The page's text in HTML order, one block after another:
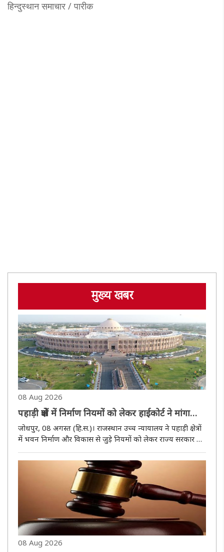
हिन्दुस्थान समाचार / पारीक
मुख्य खबर
08 Aug 2026
पहाड़ी क्षेत्रों में निर्माण नियमों को लेकर हाईकोर्ट ने मांगा
जवाब
जोधपुर, 08 अगस्त (हि.स.)। राजस्थान उच्च न्यायालय ने पहाड़ी क्षेत्रों
में भवन निर्माण और विकास से जुड़े नियमों को लेकर राज्य सरकार से
जवाब मांगा है। कोर्ट ने पूछा है कि केंद्र के मानकीकृत विकास एवं
भवन विनियम, 2023 को राजस्थान के पहाड़ी क्षेत्रों ..
08 Aug 2026